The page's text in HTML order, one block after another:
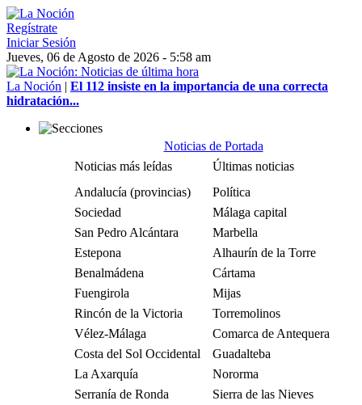
Regístrate
Iniciar Sesión
Jueves, 06 de Agosto de 2026 - 5:58 am
La Noción | El 112 insiste en la importancia de una correcta
hidratación...
Noticias de Portada
Noticias más leídas
Últimas noticias
Andalucía (provincias)
Política
Sociedad
Málaga capital
San Pedro Alcántara
Marbella
Estepona
Alhaurín de la Torre
Benalmádena
Cártama
Fuengirola
Mijas
Rincón de la Victoria
Torremolinos
Vélez-Málaga
Comarca de Antequera
Costa del Sol Occidental
Guadalteba
La Axarquía
Nororma
Serranía de Ronda
Sierra de las Nieves